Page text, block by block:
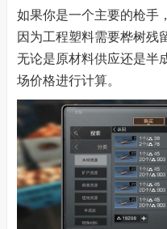
如果你是一个主要的枪手
因为工程塑料需要桦树残
无论是原材料供应还是半
场价格进行计算。